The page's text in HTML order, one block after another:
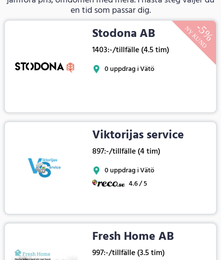
en tid som passar dig.
Stodona AB
1403:-/tillfälle (4.5 tim)
0 uppdrag i Vätö
Viktorijas service
897:-/tillfälle (4 tim)
0 uppdrag i Vätö
4.6 / 5
Fresh Home AB
997:-/tillfälle (3.5 tim)